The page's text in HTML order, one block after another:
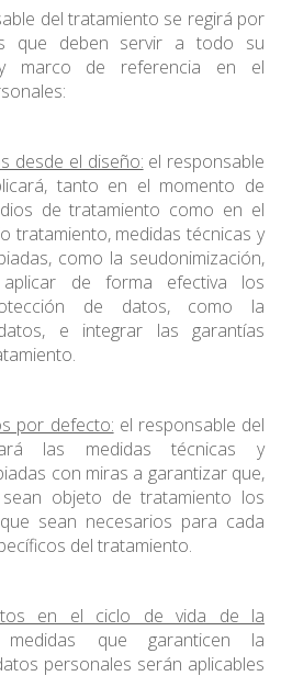
del tratamiento se regirá por
que deben servir a todo su
marco de referencia en el
desde el diseño: el responsable
tanto en el momento de
de tratamiento como en el
tratamiento, medidas técnicas y
como la seudonimización,
de forma efectiva los
de datos, como la
e integrar las garantías
por defecto: el responsable del
las medidas técnicas y
con miras a garantizar que,
objeto de tratamiento los
sean necesarios para cada
del tratamiento.
en el ciclo de vida de la
que garanticen la
personales serán aplicables